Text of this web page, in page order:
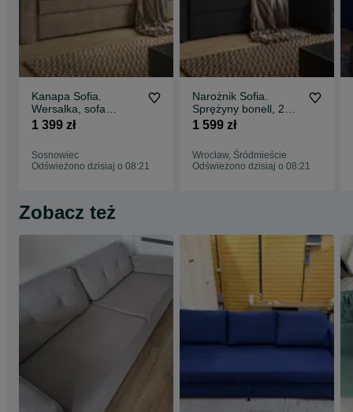
Kanapa Sofia.
Wersalka, sofa
sztruksowa.
Sprężyny. Szybka
1 399 zł
Sosnowiec
Odświeżono dzisiaj o 08:21
Narożnik Sofia.
Sprężyny bonell, 2
pojemniki, sztruks.
Szybka dostawa
1 599 zł
Wrocław, Śródmieście
Odświeżono dzisiaj o 08:21
Zobacz też